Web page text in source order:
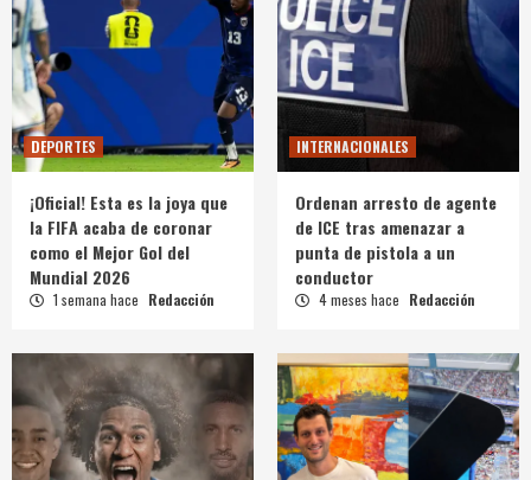
DEPORTES
¡Oficial! Esta es la joya que
la FIFA acaba de coronar
como el Mejor Gol del
Mundial 2026
1 semana hace Redacción
INTERNACIONALES
Ordenan arresto de agente
de ICE tras amenazar a
punta de pistola a un
conductor
4 meses hace Redacción